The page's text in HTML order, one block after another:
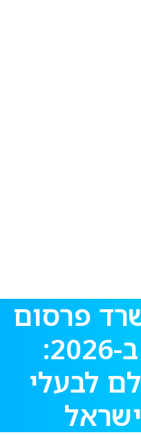
פרסום
לעסק קטן ב-2026:
לבעלי